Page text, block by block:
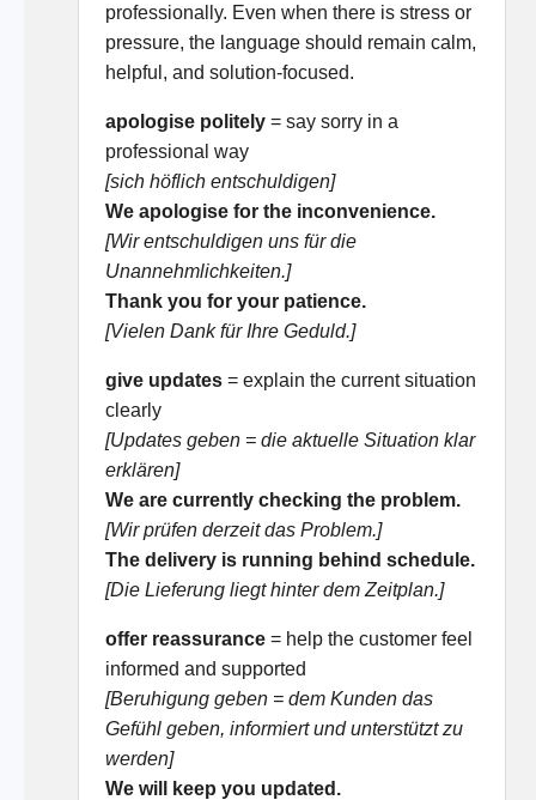
professionally. Even when there is stress or
pressure, the language should remain calm,
helpful, and solution-focused.
apologise politely= say sorry in a
professional way
[sich höflich entschuldigen]
We apologise for the inconvenience.
[Wir entschuldigen uns für die
Unannehmlichkeiten.]
Thank you for your patience.
[Vielen Dank für Ihre Geduld.]
give updates= explain the current situation
clearly
[Updates geben = die aktuelle Situation klar
erklären]
We are currently checking the problem.
[Wir prüfen derzeit das Problem.]
The delivery is running behind schedule.
[Die Lieferung liegt hinter dem Zeitplan.]
offer reassurance= help the customer feel
informed and supported
[Beruhigung geben = dem Kunden das
Gefühl geben, informiert und unterstützt zu
werden]
We will keep you updated.